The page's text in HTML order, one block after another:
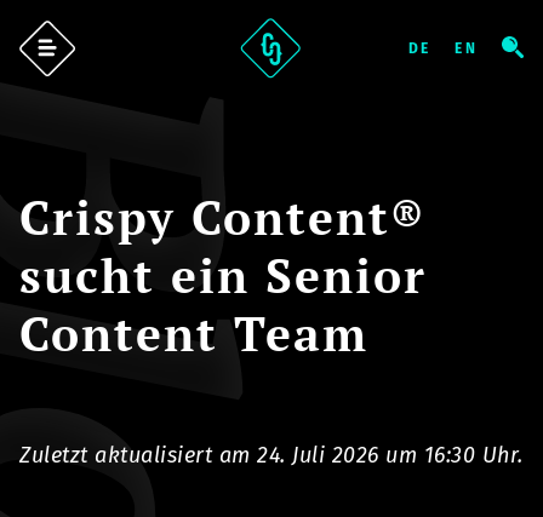
Crispy Content®
sucht ein Senior
Content Team
Zuletzt aktualisiert am 24. Juli 2026 um 16:30 Uhr.